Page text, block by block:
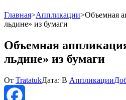
Главная>Аппликации>Объемная
льдине» из бумаги
Объемная
льдине» из бумаги
От TratatukДата: В Аппликации